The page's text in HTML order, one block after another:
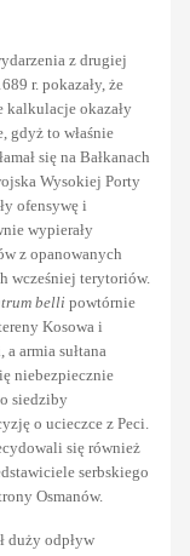
z drugiej
r. pokazały, że
kalkulacje okazały
gdyż to właśnie
się na Bałkanach
Wysokiej Porty
ofensywę i
wypierały
z opanowanych
wcześniej terytoriów.
belli powtórnie
Kosowa i
armia sułtana
niebezpiecznie
siedziby
o ucieczce z Peci.
się również
serbskiego
Osmanów.
duży odpływ